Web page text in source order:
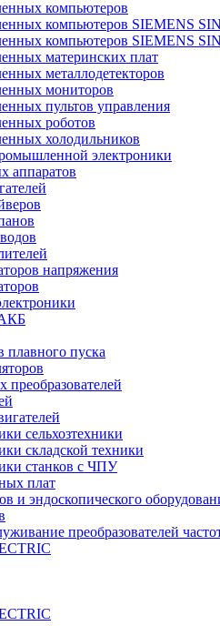
компьютеров
компьютеров SIEMENS
компьютеров SIEMENS
материнских плат
металлодетекторов
мониторов
пультов управления
роботов
холодильников
электроники
аппаратов
напряжения
плавного пуска
преобразователей
сельхозтехники
складской техники
станков с ЧПУ
плат
и эндоскопического
преобразователей